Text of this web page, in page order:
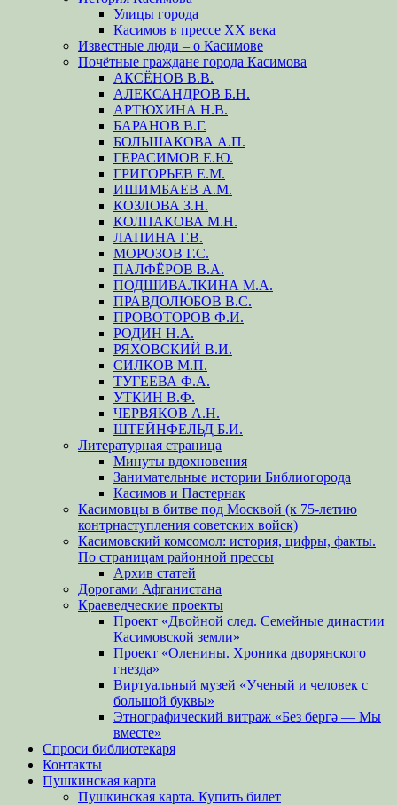
Улицы города
Касимов в прессе XX века
Известные люди – о Касимове
Почётные граждане города Касимова
АКСЁНОВ В.В.
АЛЕКСАНДРОВ Б.Н.
АРТЮХИНА Н.В.
БАРАНОВ В.Г.
БОЛЬШАКОВА А.П.
ГЕРАСИМОВ Е.Ю.
ГРИГОРЬЕВ Е.М.
ИШИМБАЕВ А.М.
КОЗЛОВА З.Н.
КОЛПАКОВА М.Н.
ЛАПИНА Г.В.
МОРОЗОВ Г.С.
ПАЛФЁРОВ В.А.
ПОДШИВАЛКИНА М.А.
ПРАВДОЛЮБОВ В.С.
ПРОВОТОРОВ Ф.И.
РОДИН Н.А.
РЯХОВСКИЙ В.И.
СИЛКОВ М.П.
ТУГЕЕВА Ф.А.
УТКИН В.Ф.
ЧЕРВЯКОВ А.Н.
ШТЕЙНФЕЛЬД Б.И.
Литературная страница
Минуты вдохновения
Занимательные истории Библиогорода
Касимов и Пастернак
Касимовцы в битве под Москвой (к 75-летию
контрнаступления советских войск)
Касимовский комсомол: история, цифры, факты.
По страницам районной прессы
Архив статей
Дорогами Афганистана
Краеведческие проекты
Проект «Двойной след. Семейные династии
Касимовской земли»
Проект «Оленины. Хроника дворянского
гнезда»
Виртуальный музей «Ученый и человек с
большой буквы»
Этнографический витраж «Без бергə — Мы
вместе»
Спроси библиотекаря
Контакты
Пушкинская карта
Пушкинская карта. Купить билет